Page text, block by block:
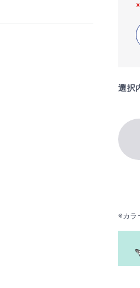
選択
※カラ